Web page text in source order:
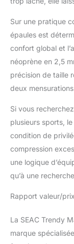
Sur une pratique
épaules est
confort global et
néoprène en 2,5
précision de taille
deux
Si vous
plusieurs sports,
condition de
compression
une logique
qu’à une
Rapport valeur/
La SEAC Trendy
marque